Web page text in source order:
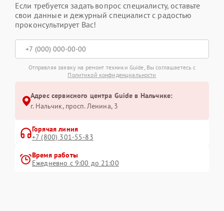
Если требуется задать вопрос специалисту, оставьте
свои данные и дежурный специалист с радостью
проконсультирует Вас!
Отправляя заявку на ремонт техники Guide, Вы соглашаетесь с
Политикой конфиденциальности
Адрес сервисного центра Guide в Нальчике:
г. Нальчик, просп. Ленина, 3
Горячая линия
+7 (800) 301-55-83
Время работы
Ежедневно с 9:00 до 21:00